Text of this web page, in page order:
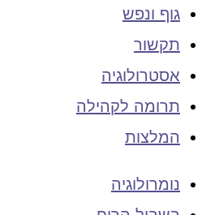
גוף ונפש
תקשור
אסטרולוגיה
תרומה לקהילה
המלצות
נומרולוגיה